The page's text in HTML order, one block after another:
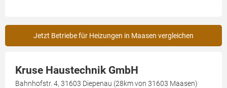
Jetzt Betriebe für Heizungen in Maasen vergleichen
Kruse Haustechnik GmbH
Bahnhofstr. 4, 31603 Diepenau (28km von 31603 Maasen)